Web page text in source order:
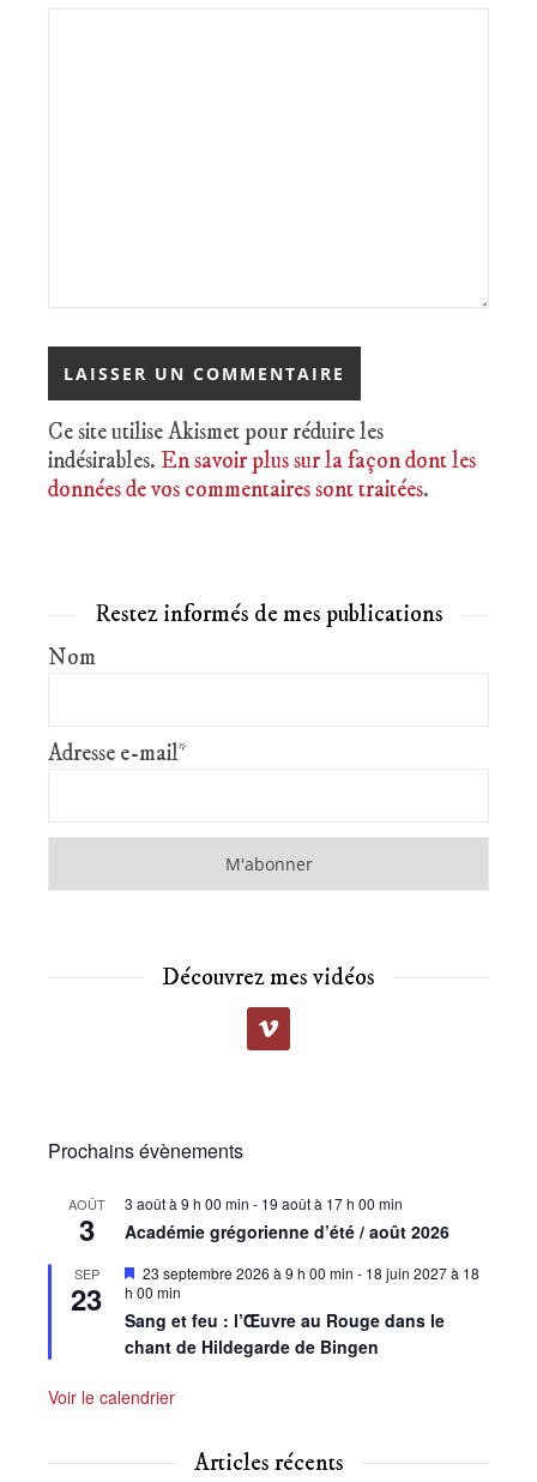
Ce site utilise Akismet pour réduire les
indésirables. En savoir plus sur la façon dont les
données de vos commentaires sont traitées.
Restez informés de mes publications
Nom
Adresse e-mail*
Découvrez mes vidéos
Prochains évènements
AOÛT
3
3 août à 9 h 00 min - 19 août à 17 h 00 min
Académie grégorienne d’été / août 2026
SEP
23
Mis
en
23 septembre 2026 à 9 h 00 min - 18 juin 2027 à 18
h 00 min
Sang et feu : l’Œuvre au Rouge dans le
chant de Hildegarde de Bingen
Voir le calendrier
Articles récents